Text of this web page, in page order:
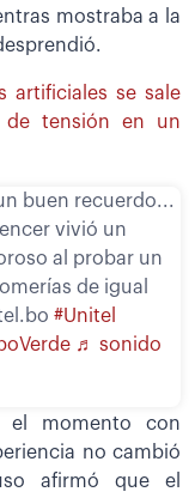
mostraba a la
artificiales se sale
tensión en un
buen recuerdo...
vivió un
al probar un
de igual
#Unitel
♬ sonido
el momento con
no cambió
afirmó que el